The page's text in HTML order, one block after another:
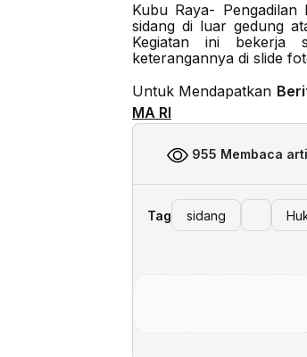
Kubu Raya-
sidang di luar gedung
Kegiatan ini bekerja
keterangannya di slide
Untuk Mendapatkan
MA RI
955 Membaca
Tag sidang